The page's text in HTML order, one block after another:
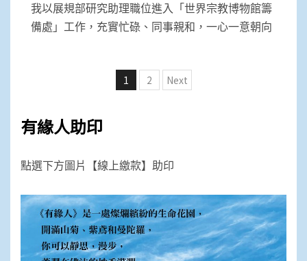
我以展規部研究助理職位進入「世界宗教博物館籌
備處」工作，充實忙碌、同事親和，一心一意朝向
文
1 2 Next
有緣人助印
點選下方圖片【線上繳款】助印